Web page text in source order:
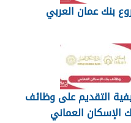
بنك عمان العربي
التقديم على وظائف
الإسكان العماني